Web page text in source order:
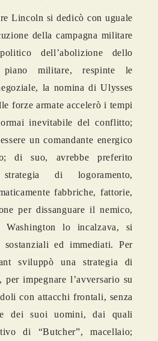
Lincoln si dedicò con uguale
della campagna militare
dell’abolizione dello
piano militare, respinte le
la nomina di Ulysses
forze armate accelerò i tempi
inevitabile del conflitto;
un comandante energico
di suo, avrebbe preferito
di logoramento,
fabbriche, fattorie,
per dissanguare il nemico,
lo incalzava, si
sostanziali ed immediati. Per
sviluppò una strategia di
impegnare l’avversario su
con attacchi frontali, senza
dei suoi uomini, dai quali
di “Butcher”, macellaio;